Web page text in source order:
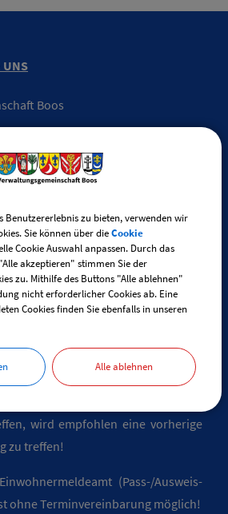
UNS
Boos
/ 98 29 - 30
Kontaktformular
wird empfohlen eine vorherige
zu treffen!
(Pass-/Ausweis-
ohne Terminvereinbarung möglich!
Benutzererlebnis zu bieten, verwenden wir
Sie können über dieCookie
Cookie Auswahl anpassen. Durch das
akzeptieren" stimmen Sie der
zu. Mithilfe des Buttons "Alle ablehnen"
nicht erforderlicher Cookies ab. Eine
Cookies finden Sie ebenfalls in unseren
Alle ablehnen